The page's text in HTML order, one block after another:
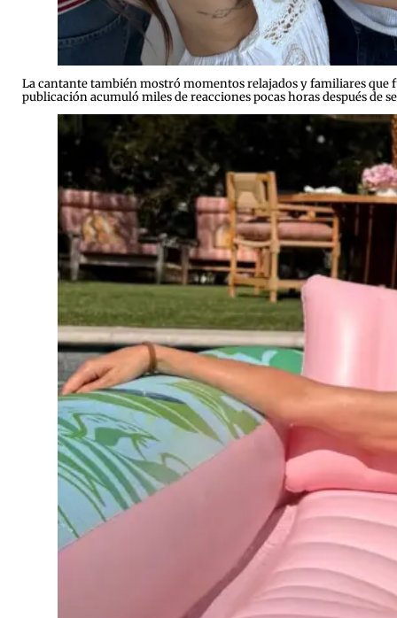
La cantante también mostró momentos relajados y familiares que
publicación acumuló miles de reacciones pocas horas después de